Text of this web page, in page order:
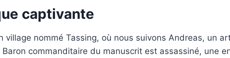
captivante
village nommé Tassing, où nous suivons Andreas, un
Baron commanditaire du manuscrit est assassiné, une